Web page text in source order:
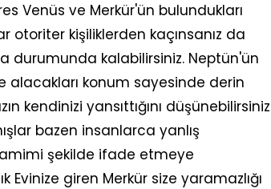
Venüs ve Merkür'ün bulundukları
otoriter kişiliklerden kaçınsanız da
durumunda kalabilirsiniz. Neptün'ün
alacakları konum sayesinde derin
kendinizi yansıttığını düşünebilirsiniz
bazen insanlarca yanlış
şekilde ifade etmeye
Evinize giren Merkür size yaramazlığı